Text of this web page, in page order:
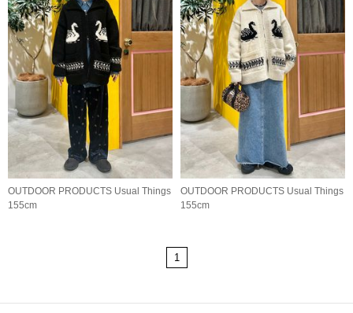
OUTDOOR PRODUCTS Usual Things
155cm
OUTDOOR PRODUCTS Usual Things
155cm
1